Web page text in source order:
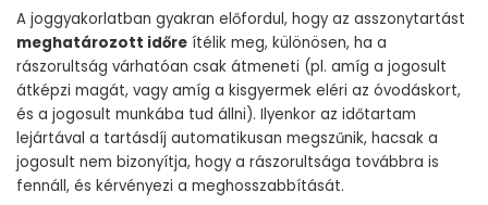
A joggyakorlatban gyakran előfordul, hogy az asszonytartást
meghatározott időre ítélik meg, különösen, ha a
rászorultság várhatóan csak átmeneti (pl. amíg a jogosult
átképzi magát, vagy amíg a kisgyermek eléri az óvodáskort,
és a jogosult munkába tud állni). Ilyenkor az időtartam
lejártával a tartásdíj automatikusan megszűnik, hacsak a
jogosult nem bizonyítja, hogy a rászorultsága továbbra is
fennáll, és kérvényezi a meghosszabbítását.